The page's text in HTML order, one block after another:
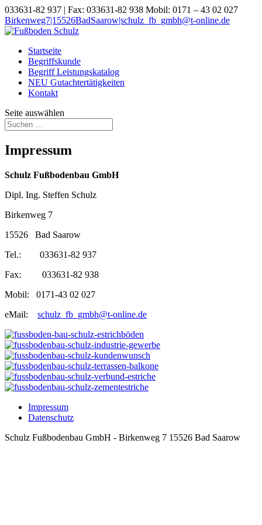
033631-82 937 | Fax: 033631-82 938 Mobil: 0171 – 43 02 027
Birkenweg7|15526BadSaarow|schulz_fb_gmbh@t-online.de
Startseite
Begriffskunde
Begriff Leistungskatalog
NEU Gutachtertätigkeiten
Kontakt
Seite auswählen
Impressum
Schulz Fußbodenbau GmbH
Dipl. Ing. Steffen Schulz
Birkenweg 7
15526 Bad Saarow
Tel.: 033631-82 937
Fax: 033631-82 938
Mobil: 0171-43 02 027
eMail: schulz_fb_gmbh@t-online.de
Impressum
Datenschutz
Schulz Fußbodenbau GmbH - Birkenweg 7 15526 Bad Saarow